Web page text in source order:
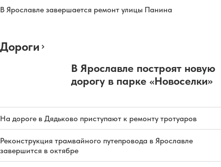
В Ярославле завершается ремонт улицы Панина
Дороги
В Ярославле построят новую
дорогу в парке «Новоселки»
На дороге в Дядьково приступают к ремонту тротуаров
Реконструкция трамвайного путепровода в Ярославле
завершится в октябре